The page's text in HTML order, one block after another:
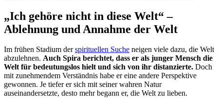
„Ich gehöre nicht in diese Welt“ –
Ablehnung und Annahme der Welt
Im frühen Stadium derspirituellen Suche neigen viele dazu, die Welt
abzulehnen. Auch Spira berichtet, dass er als junger Mensch die
Welt für bedeutungslos hielt und sich von ihr distanzierte. Doch
mit zunehmendem Verständnis habe er eine andere Perspektive
gewonnen. Je tiefer er sich mit seiner wahren Natur
auseinandersetzte, desto mehr begann er, die Welt zu lieben.